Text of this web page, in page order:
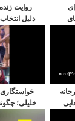
روایت زنده
دلیل
پور
خلیلی؛
در آغوش